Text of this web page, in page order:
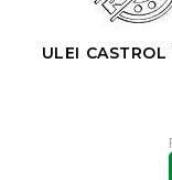
ULEI